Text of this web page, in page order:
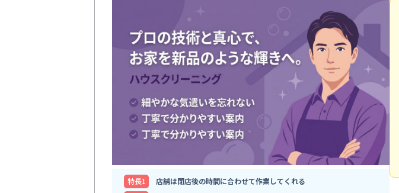
特⻑1
店舗は閉店後の時間に合わせて作業してくれる